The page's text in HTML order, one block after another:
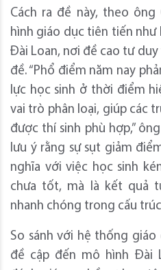
Cách ra đề này, theo
hình giáo dục tiên tiến như
Đài Loan, nơi đề cao tư
đề. “Phổ điểm năm nay
lực học sinh ở thời điểm
vai trò phân loại, giúp các
được thí sinh phù hợp,”
lưu ý rằng sự sụt giảm
nghĩa với việc học sinh
chưa tốt, mà là kết quả
nhanh chóng trong cấu
So sánh với hệ thống
đề cập đến mô hình Đài